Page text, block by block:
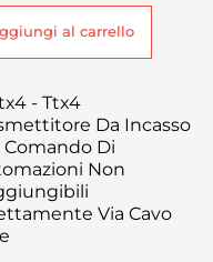
al carrello